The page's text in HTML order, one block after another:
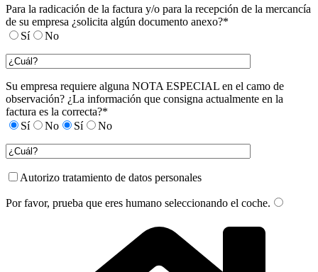
Para la radicación de la factura y/o para la recepción de la mercancía
de su empresa ¿solicita algún documento anexo?*
Sí
No
Su empresa requiere alguna NOTA ESPECIAL en el camo de
observación? ¿La información que consigna actualmente en la
factura es la correcta?*
Sí
No Sí No
Autorizo tratamiento de datos personales
Por favor, prueba que eres humano seleccionando el coche.